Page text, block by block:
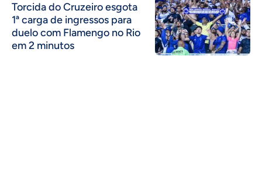
Torcida do Cruzeiro esgota
1ª carga de ingressos para
duelo com Flamengo no Rio
em 2 minutos